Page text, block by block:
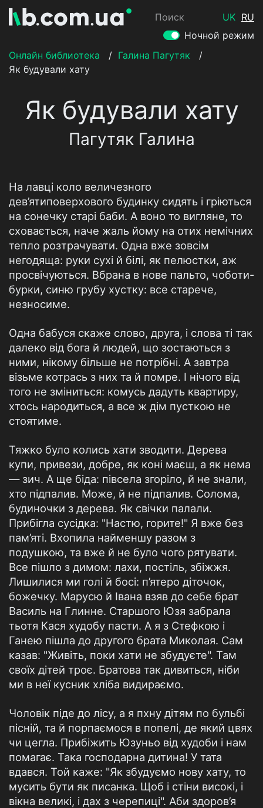
Поиск UK RU
Ночной режим
Онлайн библиотека
/ Галина Пагутяк
/
Як будували хату
Як будували хату
Пагутяк Галина
На лавці коло величезного
дев’ятиповерхового будинку сидять і гріються
на сонечку старі баби. А воно то вигляне, то
сховається, наче жаль йому на отих немічних
тепло розтрачувати. Одна вже зовсім
негодяща: руки сухі й білі, як пелюстки, аж
просвічуються. Вбрана в нове пальто, чоботи-
бурки, синю грубу хустку: все старече,
незносиме.
Одна бабуся скаже слово, друга, і слова ті так
далеко від бога й людей, що зостаються з
ними, нікому більше не потрібні. А завтра
візьме котрась з них та й помре. І нічого від
того не зміниться: комусь дадуть квартиру,
хтось народиться, а все ж дім пусткою не
стоятиме.
Тяжко було колись хати зводити. Дерева
купи, привези, добре, як коні маєш, а як нема
— зич. А ще біда: півсела згоріло, й не знали,
хто підпалив. Може, й не підпалив. Солома,
будиночки з дерева. Як свічки палали.
Прибігла сусідка: "Настю, горите!" Я вже без
пам’яті. Вхопила найменшу разом з
подушкою, та вже й не було чого рятувати.
Все пішло з димом: лахи, постіль, збіжжя.
Лишилися ми голі й босі: п’ятеро діточок,
божечку. Марусю й Івана взяв до себе брат
Василь на Глинне. Старшого Юзя забрала
тьотя Кася худобу пасти. А я з Стефкою і
Ганею пішла до другого брата Миколая. Сам
казав: "Живіть, поки хати не збудуєте". Там
своїх дітей троє. Братова так дивиться, ніби
ми в неї кусник хліба видираємо.
Чоловік піде до лісу, а я пхну дітям по бульбі
пісній, та й порпаємося в попелі, де який цвях
чи цегла. Прибіжить Юзуньо від худоби і нам
помагає. Така господарна дитина! У тата
вдався. Той каже: "Як збудуємо нову хату, то
мусить бути як писанка. Щоб і стіни високі, і
вікна великі, і дах з черепиці". Аби здоров’я